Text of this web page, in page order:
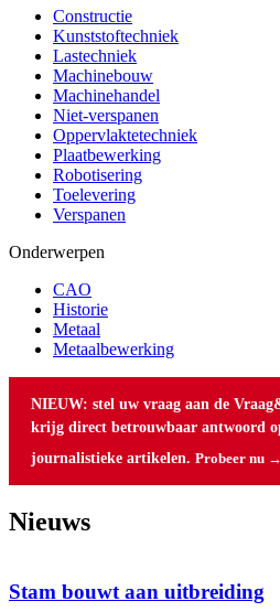
Constructie
Kunststoftechniek
Lastechniek
Machinebouw
Machinehandel
Niet-verspanen
Oppervlaktetechniek
Plaatbewerking
Robotisering
Toelevering
Verspanen
Onderwerpen
CAO
Historie
Metaal
Metaalbewerking
NIEUW: stel uw vraag aan de
krijg direct betrouwbaar antwoord
journalistieke artikelen. Probeer nu →
Nieuws
Stam bouwt aan uitbreiding